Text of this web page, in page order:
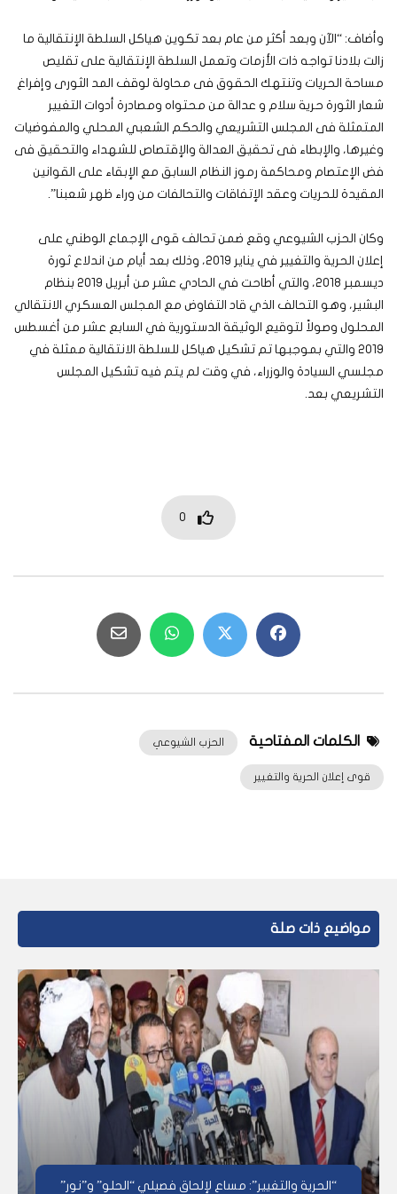
وأضاف: “الآن وبعد أكثر من عام بعد تكوين هياكل السلطة الإنتقالية ما
زالت بلادنا تواجه ذات الأزمات وتعمل السلطة الإنتقالية على تقليص
مساحة الحريات وتنتهك الحقوق فى محاولة لوقف المد الثورى وإفراغ
شعار الثورة حرية سلام و عدالة من محتواه ومصادرة أدوات التغيير
المتمثلة فى المجلس التشريعي والحكم الشعبي المحلي والمفوضيات
وغيرها، والإبطاء فى تحقيق العدالة والإقتصاص للشهداء والتحقيق فى
فض الإعتصام ومحاكمة رموز النظام السابق مع الإبقاء على القوانين
المقيدة للحريات وعقد الإتفاقات والتحالفات من وراء ظهر شعبنا”.
وكان الحزب الشيوعي وقع ضمن تحالف قوى الإجماع الوطني على
إعلان الحرية والتغيير في يناير 2019، وذلك بعد أيام من اندلاع ثورة
ديسمبر 2018، والتي أطاحت في الحادي عشر من أبريل 2019 بنظام
البشير، وهو التحالف الذي قاد التفاوض مع المجلس العسكري الانتقالي
المحلول وصولاً لتوقيع الوثيقة الدستورية في السابع عشر من أغسطس
2019 والتي بموجبها تم تشكيل هياكل للسلطة الانتقالية ممثلة في
مجلسي السيادة والوزراء، في وقت لم يتم فيه تشكيل المجلس
التشريعي بعد.
0
الكلمات المفتاحية الحزب الشيوعي
قوى إعلان الحرية والتغيير
مواضيع ذات صلة
“الحرية والتغيير”: مساع لإلحاق فصيلي “الحلو” و”نور”